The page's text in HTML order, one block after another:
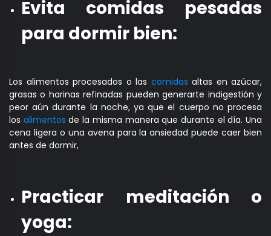
Evita comidas pesadas
para dormir bien:
Los alimentos procesados o las comidas altas en azúcar,
grasas o harinas refinadas pueden generarte indigestión y
peor aún durante la noche, ya que el cuerpo no procesa
los alimentos de la misma manera que durante el día. Una
cena ligera o una avena para la ansiedad puede caer bien
antes de dormir,
Practicar meditación o
yoga: